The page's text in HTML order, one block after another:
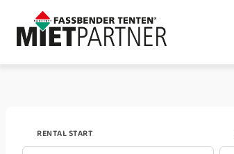
RENTAL START